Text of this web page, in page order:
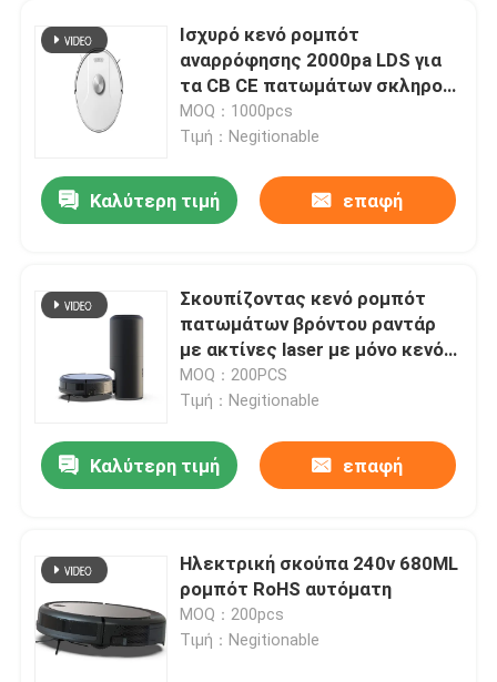
Προϊόντα
Ισχυρό κενό ρομπότ
αναρρόφησης 2000pa LDS για
τα CB CE πατωμάτων σκληρού
ξύλου
MOQ：1000pcs
Τιμή：Negitionable
Καλύτερη τιμή επαφή
Σκουπίζοντας κενό ρομπότ
πατωμάτων βρόντου ραντάρ
με ακτίνες laser με μόνο κενό
Mop 3000pa
MOQ：200PCS
Τιμή：Negitionable
Καλύτερη τιμή επαφή
Ηλεκτρική σκούπα 240v 680ML
ρομπότ RoHS αυτόματη
MOQ：200pcs
Τιμή：Negitionable